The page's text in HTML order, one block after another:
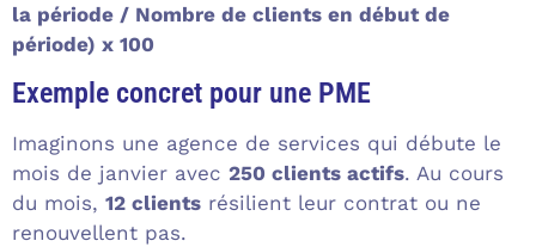
la période / Nombre de clients en début de
période) x 100
Exemple concret pour une PME
Imaginons une agence de services qui débute le
mois de janvier avec 250 clients actifs. Au cours
du mois, 12 clients résilient leur contrat ou ne
renouvellent pas.